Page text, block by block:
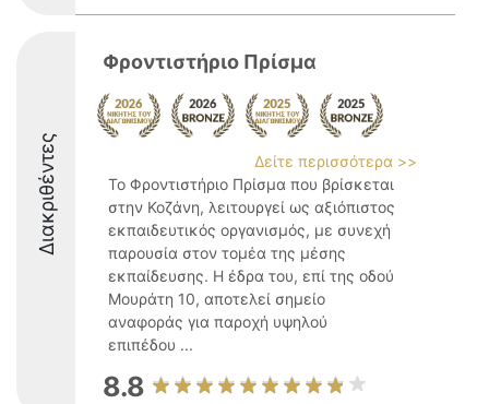
Διακριθέντες
Φροντιστήριο Πρίσμα
Δείτε περισσότερα >>
Το Φροντιστήριο Πρίσμα που βρίσκεται
στην Κοζάνη, λειτουργεί ως αξιόπιστος
εκπαιδευτικός οργανισμός, με συνεχή
παρουσία στον τομέα της μέσης
εκπαίδευσης. Η έδρα του, επί της οδού
Μουράτη 10, αποτελεί σημείο
αναφοράς για παροχή υψηλού
επιπέδου ...
8.8